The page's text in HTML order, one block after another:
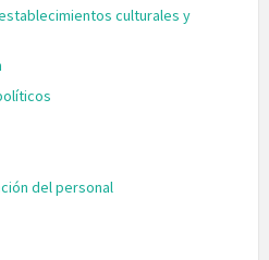
culturales y
del personal